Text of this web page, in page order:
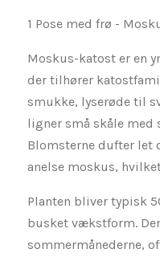
1 Pose med frø -
Moskus-katost er en
der tilhører
smukke, lyserøde til
ligner små skåle med
Blomsterne dufter let
anelse moskus,
Planten bliver typisk
busket vækstform.
sommermånederne,